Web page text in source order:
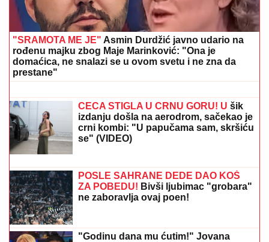
OVO JE NAJLEPŠA VILA U
BEOGRADU
Naš sportista kupio kuću
od TRI MILIONA EVRA, a ne živi u
Srbiji: Ima privatan bazen i fitnes salu
"HOĆEŠ TI DA SE SKIDAŠ ILI JA DA
jednom govorila: "Ceo dan sam bila
zaključana"